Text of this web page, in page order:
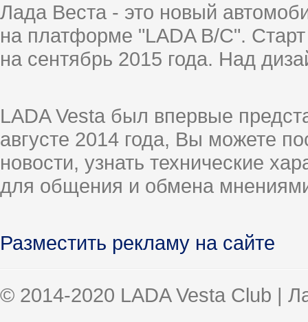
Лада Веста - это новый
на платформе "LADA B/C".
на сентябрь 2015 года. Над
LADA Vesta был впервые
августе 2014 года, Вы можете
новости, узнать технические
для общения и обмена
Разместить рекламу на сайте
© 2014-2020 LADA Vesta Club |